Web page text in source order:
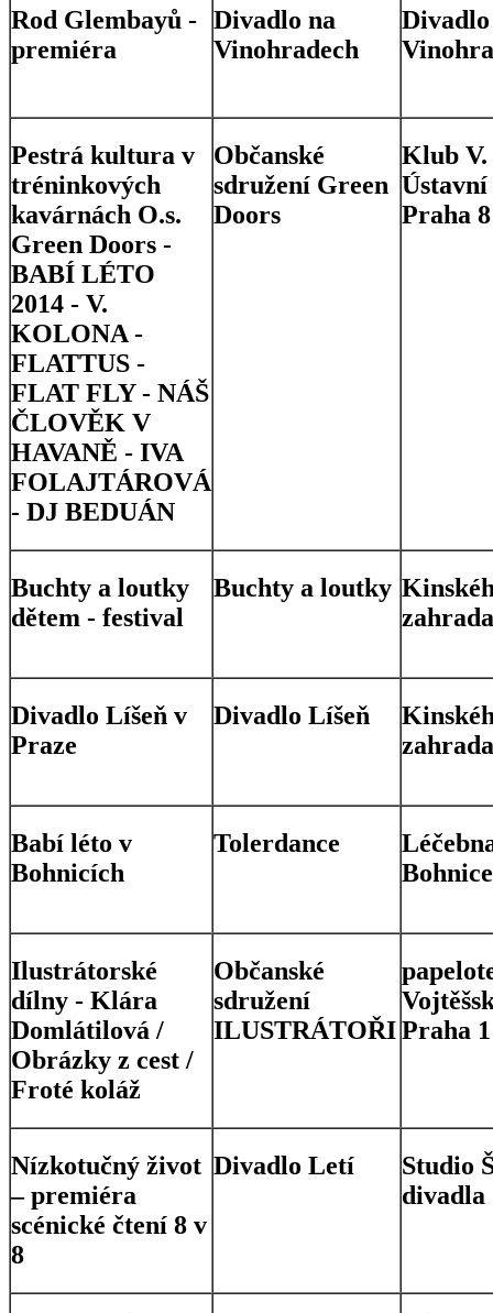
Rod Glembayů -
premiéra
Divadlo na
Vinohradech
Pestrá kultura v
tréninkových
kavárnách O.s.
Green Doors -
BABÍ LÉTO
2014 - V.
KOLONA -
FLATTUS -
FLAT FLY - NÁŠ
ČLOVĚK V
HAVANĚ - IVA
FOLAJTÁROVÁ
- DJ BEDUÁN
Občanské
sdružení Green
Doors
Klub V.
Ústavní
Praha 8
Buchty a loutky
dětem - festival
Buchty a loutky
zahrada
Divadlo Líšeň v
Praze
Divadlo Líšeň
zahrada
Babí léto v
Bohnicích
Tolerdance
Bohnice
Ilustrátorské
dílny - Klára
Domlátilová /
Obrázky z cest /
Froté koláž
Občanské
sdružení
ILUSTRÁTOŘIPraha 1
Nízkotučný život
– premiéra
scénické čtení 8 v
8
Divadlo Letí
Studio
divadla